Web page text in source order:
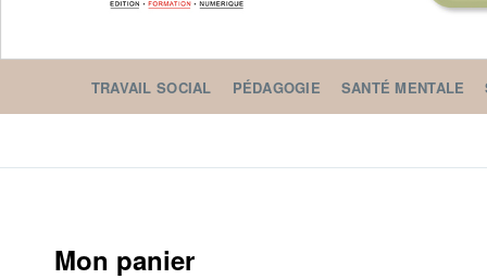
TRAVAIL SOCIAL PÉDAGOGIE SANTÉ MENTALE
Mon panier